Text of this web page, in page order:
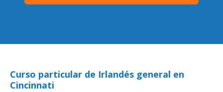
Curso particular de Irlandés general en
Cincinnati